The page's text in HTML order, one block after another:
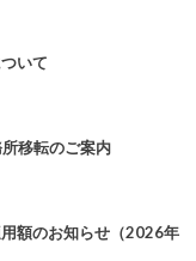
いて
移転のご案内
額のお知らせ（2026年